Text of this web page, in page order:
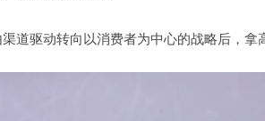
道驱动转向以消费者为中心的战略后，拿